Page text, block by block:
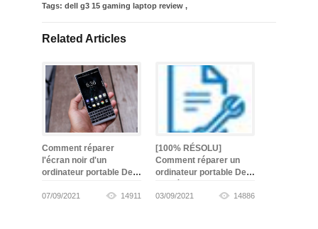
Tags: dell g3 15 gaming laptop review ,
Related Articles
Comment réparer
l'écran noir d'un
ordinateur portable Dell
07/09/2021 14911
[100% RÉSOLU]
Comment réparer un
ordinateur portable Dell
03/09/2021 14886